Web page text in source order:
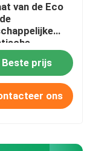
van de Eco
Band
Beste prijs
ons